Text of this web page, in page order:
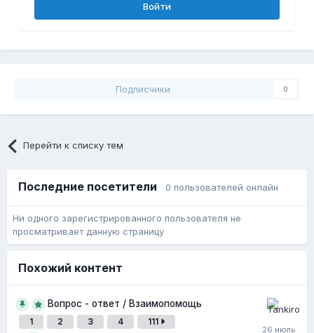
Войти
Подписчики 0
Перейти к списку тем
Последние посетители 0 пользователей онлайн
Ни одного зарегистрированного пользователя не
просматривает данную страницу
Похожий контент
Вопрос - ответ / Взаимопомощь
1 2 3 4 111